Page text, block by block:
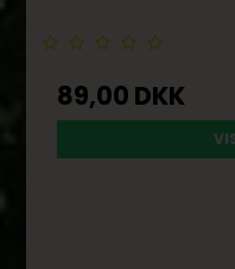
89,00 DKK